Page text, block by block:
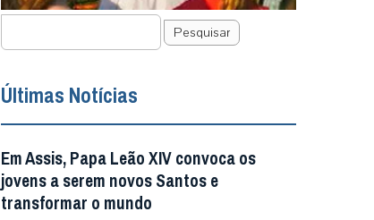
Pesquisar
Últimas Notícias
Em Assis, Papa Leão XIV convoca os
jovens a serem novos Santos e
transformar o mundo